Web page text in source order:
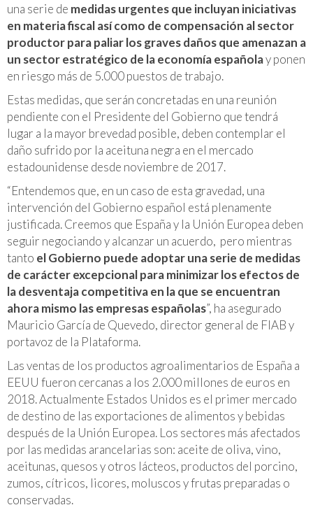
una serie de medidas urgentes que incluyan iniciativas
en materia fiscal así como de compensación al sector
productor para paliar los graves daños que amenazan a
un sector estratégico de la economía españolay ponen
en riesgo más de 5.000 puestos de trabajo.
Estas medidas, que serán concretadas en una reunión
pendiente con el Presidente del Gobierno que tendrá
lugar a la mayor brevedad posible, deben contemplar el
daño sufrido por la aceituna negra en el mercado
estadounidense desde noviembre de 2017.
“Entendemos que, en un caso de esta gravedad, una
intervención del Gobierno español está plenamente
justificada. Creemos que España y la Unión Europea deben
seguir negociando y alcanzar un acuerdo, pero mientras
tanto el Gobierno puede adoptar una serie de medidas
de carácter excepcional para minimizar los efectos de
la desventaja competitiva en la que se encuentran
ahora mismo las empresas españolas”, ha asegurado
Mauricio García de Quevedo, director general de FIAB y
portavoz de la Plataforma.
Las ventas de los productos agroalimentarios de España a
EEUU fueron cercanas a los 2.000 millones de euros en
2018. Actualmente Estados Unidos es el primer mercado
de destino de las exportaciones de alimentos y bebidas
después de la Unión Europea. Los sectores más afectados
por las medidas arancelarias son: aceite de oliva, vino,
aceitunas, quesos y otros lácteos, productos del porcino,
zumos, cítricos, licores, moluscos y frutas preparadas o
conservadas.